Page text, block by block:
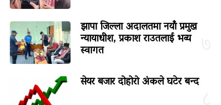
झापा जिल्ला अदालतमा नयाँ प्रमुख
न्यायाधीश, प्रकाश राउतलाई भव्य
स्वागत
सेयर बजार दोहोरो अंकले घटेर बन्द